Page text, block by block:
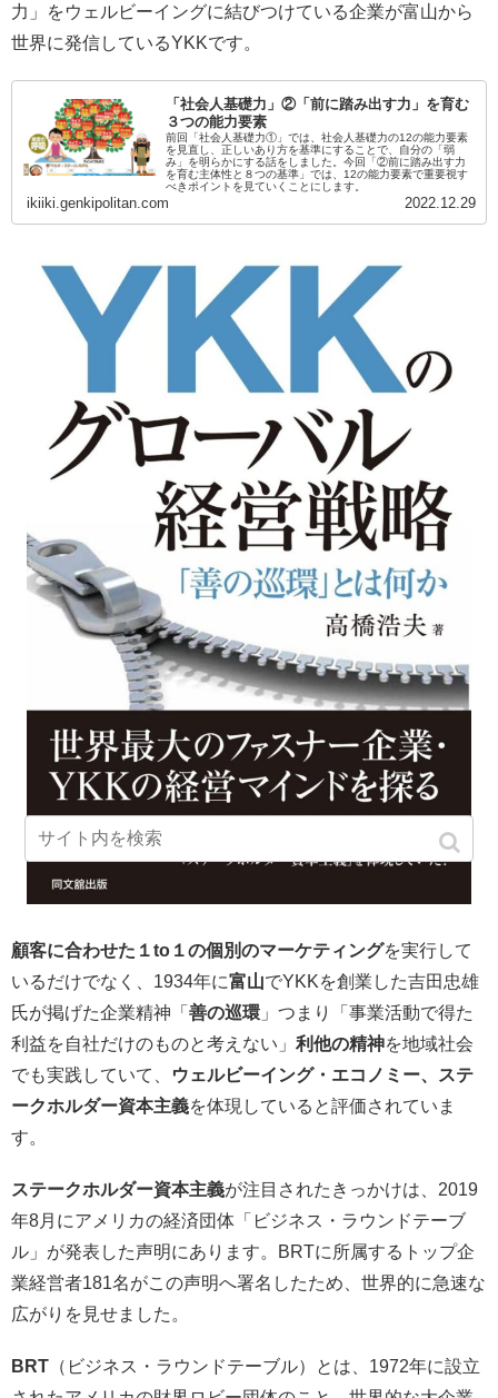
力」をウェルビーイングに結びつけている企業が富山から
世界に発信しているYKKです。
「社会人基礎力」②「前に踏み出す力」を育む
３つの能力要素
前回「社会人基礎力①」では、社会人基礎力の12の能力要素
を見直し、正しいあり方を基準にすることで、自分の「弱
み」を明らかにする話をしました。今回「②前に踏み出す力
を育む主体性と８つの基準」では、12の能力要素で重要視す
べきポイントを見ていくことにします。
ikiiki.genkipolitan.com 2022.12.29
顧客に合わせた１to１の個別のマーケティングを実行して
いるだけでなく、1934年に富山でYKKを創業した吉田忠雄
氏が掲げた企業精神「 善の巡環 」つまり「事業活動で得た
利益を自社だけのものと考えない」 利他の精神を地域社会
でも実践していて、
ウェルビーイング・エコノミー、ステ
ークホルダー資本主義を体現していると評価されていま
す。
ステークホルダー資本主義が注目されたきっかけは、2019
年8月にアメリカの経済団体「ビジネス・ラウンドテーブ
ル」が発表した声明にあります。BRTに所属するトップ企
業経営者181名がこの声明へ署名したため、世界的に急速な
広がりを見せました。
BRT （ビジネス・ラウンドテーブル）とは、1972年に設立